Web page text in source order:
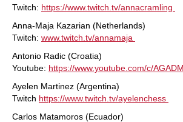
Twitch: https://www.twitch.tv/annacramling
Anna-Maja Kazarian (Netherlands)
Twitch: www.twitch.tv/annamaja
Antonio Radic (Croatia)
Youtube: https://www.youtube.com/c/
Ayelen Martinez (Argentina)
Twitch https://www.twitch.tv/ayelenchess
Carlos Matamoros (Ecuador)